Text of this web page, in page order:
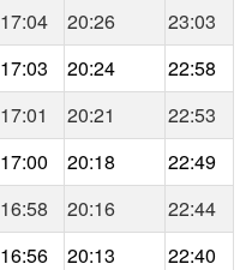
17:04 20:26
23:03
17:03 20:24
22:58
17:01 20:21
22:53
17:00 20:18
22:49
16:58 20:16
22:44
16:56 20:13
22:40